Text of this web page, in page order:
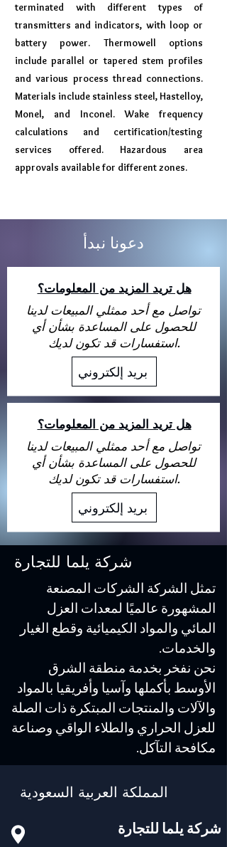
terminated with different types of
transmitters and indicators, with loop or
battery power. Thermowell options
include parallel or tapered stem profiles
and various process thread connections.
Materials include stainless steel, Hastelloy,
Monel, and Inconel. Wake frequency
calculations and certification/testing
services offered. Hazardous area
approvals available for different zones.
دعونا نبدأ
هل تريد المزيد من المعلومات؟
تواصل مع أحد ممثلي المبيعات لدينا
للحصول على المساعدة بشأن أي
استفسارات قد تكون لديك.
بريد إلكتروني
هل تريد المزيد من المعلومات؟
تواصل مع أحد ممثلي المبيعات لدينا
للحصول على المساعدة بشأن أي
استفسارات قد تكون لديك.
بريد إلكتروني
شركة يلما للتجارة
تمثل الشركة الشركات المصنعة
المشهورة عالميًا لمعدات العزل
المائي والمواد الكيميائية وقطع الغيار
والخدمات.
نحن نفخر بخدمة منطقة الشرق
الأوسط بأكملها وآسيا وأفريقيا بالمواد
والآلات والمنتجات المبتكرة ذات الصلة
للعزل الحراري والطلاء الواقي وصناعة
مكافحة التآكل.
المملكة العربية السعودية
شركة يلما للتجارة